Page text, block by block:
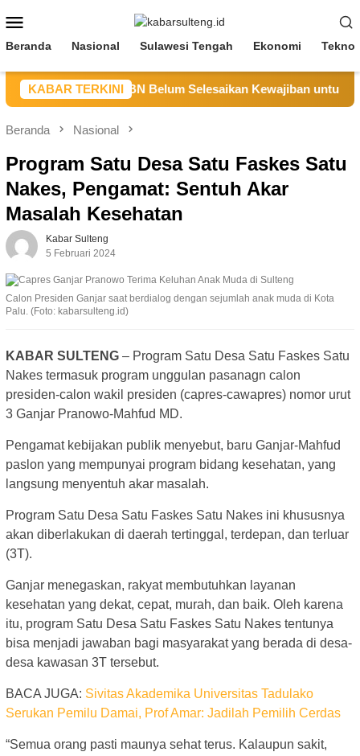
ke
kontenMobile
Beranda Nasional Sulawesi Tengah Ekonomi
KABAR TERKINI
Sebut CV BBN Belum Selesaikan Kewajiban untuk
Beranda Nasional
Program Satu Desa Satu Faskes Satu
Nakes, Pengamat: Sentuh Akar
Masalah Kesehatan
Kabar Sulteng
5 Februari 2024
Calon Presiden Ganjar saat berdialog dengan sejumlah anak muda di Kota
Palu. (Foto: kabarsulteng.id)
KABAR SULTENG – Program Satu Desa Satu Faskes Satu
Nakes termasuk program unggulan pasanagn calon
presiden-calon wakil presiden (capres-cawapres) nomor urut
3 Ganjar Pranowo-Mahfud MD.
Pengamat kebijakan publik menyebut, baru Ganjar-Mahfud
paslon yang mempunyai program bidang kesehatan, yang
langsung menyentuh akar masalah.
Program Satu Desa Satu Faskes Satu Nakes ini khususnya
akan diberlakukan di daerah tertinggal, terdepan, dan terluar
(3T).
Ganjar menegaskan, rakyat membutuhkan layanan
kesehatan yang dekat, cepat, murah, dan baik. Oleh karena
itu, program Satu Desa Satu Faskes Satu Nakes tentunya
bisa menjadi jawaban bagi masyarakat yang berada di desa-
desa kawasan 3T tersebut.
BACA JUGA: Sivitas Akademika Universitas Tadulako
Serukan Pemilu Damai, Prof Amar: Jadilah Pemilih Cerdas
“Semua orang pasti maunya sehat terus. Kalaupun sakit,